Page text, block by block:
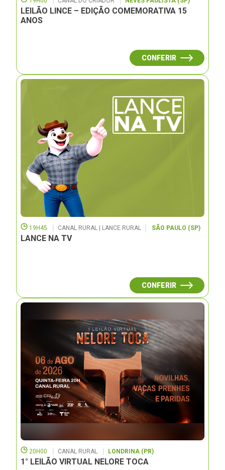
LEILÃO LINCE – EDIÇÃO COMEMORATIVA 15
ANOS
CONFERIR
19H45 CANAL RURAL | LANCE RURAL SÃO PAULO (SP)
LANCE NA TV
CONFERIR
20H00 CANAL RURAL LONDRINA (PR)
1° LEILÃO VIRTUAL NELORE TOCA